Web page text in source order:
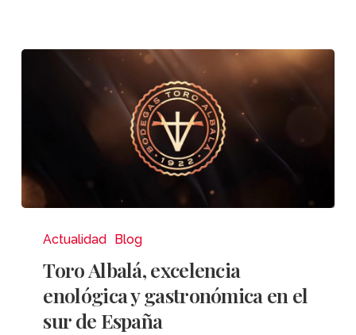
Albalá,
enológica
gastronómica
Actualidad Blog
Toro Albalá, excelencia
enológica y gastronómica en el
sur de España